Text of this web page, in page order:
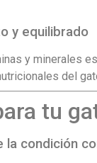
y equilibrado
y minerales
del
tu
la condición